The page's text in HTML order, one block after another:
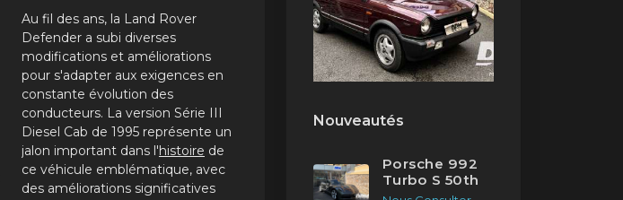
Au fil des ans, la Land Rover
Defender a subi diverses
modifications et améliorations
pour s'adapter aux exigences en
constante évolution des
conducteurs. La version Série III
Diesel Cab de 1995 représente un
jalon important dans l'histoire de
ce véhicule emblématique, avec
des améliorations significatives
Nouveautés
Porsche 992
Turbo S 50th